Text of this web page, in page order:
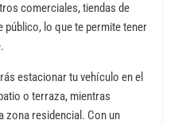
comerciales, tiendas de
público, lo que te permite tener
estacionar tu vehículo en el
o terraza, mientras
zona residencial. Con un